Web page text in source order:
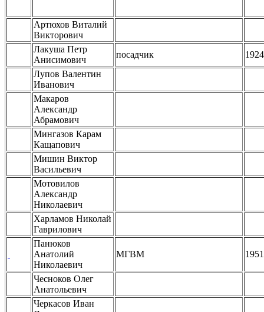
Артюхов Виталий
Викторович
Лакуша Петр
Анисимович
посадчик
1924
Лупов Валентин
Иванович
Макаров
Александр
Абрамович
Мингазов Карам
Кащапович
Мишин Виктор
Васильевич
Мотовилов
Александр
Николаевич
Харламов Николай
Гаврилович
Панюков
Анатолий
Николаевич
МГВМ 1951
Чесноков Олег
Анатольевич
Черкасов Иван